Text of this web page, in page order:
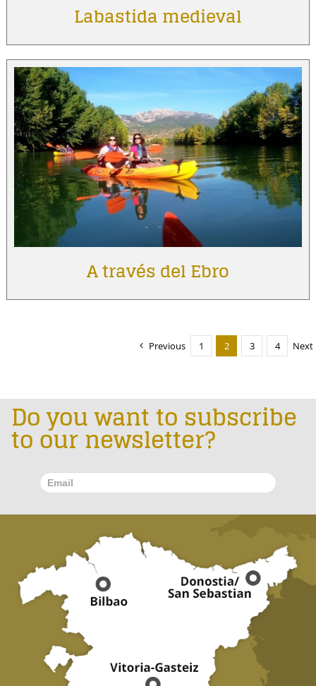
Labastida medieval
A través del Ebro
Previous 1 2 3 4 Next
Do you want to subscribe
to our newsletter?